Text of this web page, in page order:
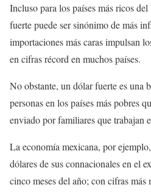
Incluso para los países más ricos
fuerte puede ser sinónimo de más
importaciones más caras impulsan
en cifras récord en muchos países.
No obstante, un dólar fuerte es una
personas en los países más pobres
enviado por familiares que trabajan
La economía mexicana, por
dólares de sus connacionales en el
cinco meses del año; con cifras más